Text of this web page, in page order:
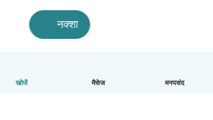
खोजें मैसेज मनपसंद
नक्शा